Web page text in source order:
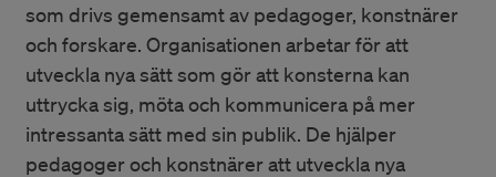
som drivs gemensamt av pedagoger, konstnärer
och forskare. Organisationen arbetar för att
utveckla nya sätt som gör att konsterna kan
uttrycka sig, möta och kommunicera på mer
intressanta sätt med sin publik. De hjälper
pedagoger och konstnärer att utveckla nya